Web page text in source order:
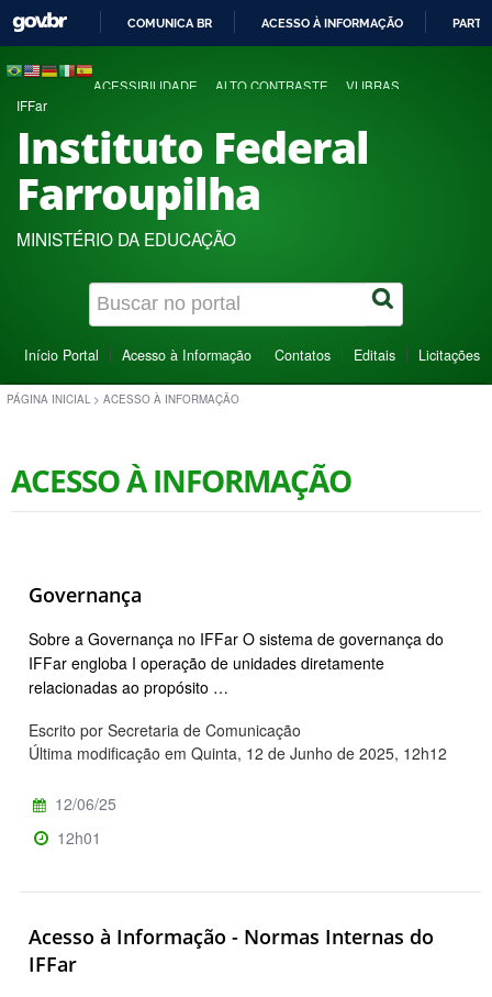
COMUNICA BR ACESSO À INFORMAÇÃO
ACESSIBILIDADE ALTO CONTRASTE VLIBRAS
IFFar
Instituto Federal
Farroupilha
MINISTÉRIO DA EDUCAÇÃO
Início Portal Acesso à Informação Contatos Editais Licitações
PÁGINA INICIAL > ACESSO À INFORMAÇÃO
ACESSO À INFORMAÇÃO
Governança
Sobre a Governança no IFFar O sistema de governança do
IFFar engloba I operação de unidades diretamente
relacionadas ao propósito …
Escrito por Secretaria de Comunicação
Última modificação em Quinta, 12 de Junho de 2025, 12h12
12/06/25
12h01
Acesso à Informação - Normas Internas do
IFFar